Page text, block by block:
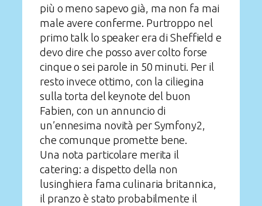
più o meno sapevo già, ma non fa mai
male avere conferme. Purtroppo nel
primo talk lo speaker era di Sheffield e
devo dire che posso aver colto forse
cinque o sei parole in 50 minuti. Per il
resto invece ottimo, con la ciliegina
sulla torta del keynote del buon
Fabien, con un annuncio di
un’ennesima novità per Symfony2,
che comunque promette bene.
Una nota particolare merita il
catering: a dispetto della non
lusinghiera fama culinaria britannica,
il pranzo è stato probabilmente il